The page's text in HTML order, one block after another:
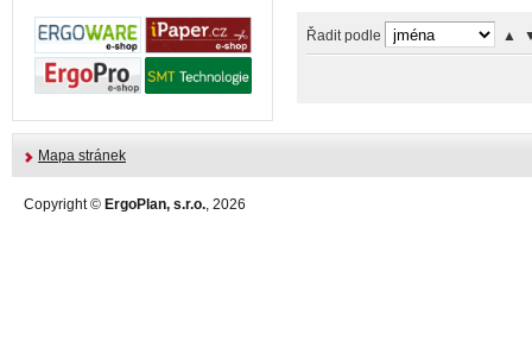
Řadit podle ▲
Mapa stránek
Copyright © ErgoPlan, s.r.o., 2026